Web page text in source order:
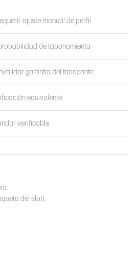
ajuste manual de perfil
de taponamiento
garantía del fabricante
equivalente
verificable
del slot).